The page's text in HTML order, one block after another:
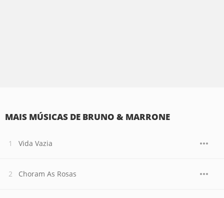
MAIS MÚSICAS DE BRUNO & MARRONE
Vida Vazia
Choram As Rosas